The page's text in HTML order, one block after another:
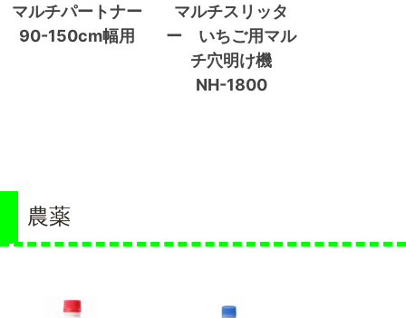
マルチパートナー
90-150cm幅用
マルチスリッタ
ー いちご用マル
チ穴明け機
NH-1800
農薬